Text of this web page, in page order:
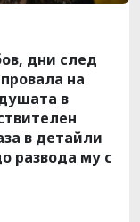
дни след
на
в
в детайли
развода му с